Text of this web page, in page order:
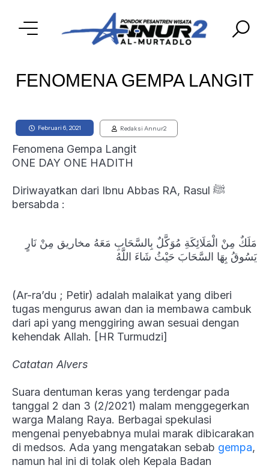
FENOMENA GEMPA LANGIT
Februari 6, 2021 Redaksi Annur2
Fenomena Gempa Langit
ONE DAY ONE HADITH
Diriwayatkan dari Ibnu Abbas RA, Rasul ﷺ
bersabda :
مَلَكٌ مِنْ الْمَلَائِكَةِ مُوَكَّلٌ بِالسَّحَابِ مَعَهُ مخاريق مِنْ نَارٍ
يَسُوقُ بِهَا السَّحَابَ حَيْثُ شَاءَ اللَّهُ
(Ar-ra’du ; Petir) adalah malaikat yang diberi
tugas mengurus awan dan ia membawa cambuk
dari api yang menggiring awan sesuai dengan
kehendak Allah. [HR Turmudzi]
Catatan Alvers
Suara dentuman keras yang terdengar pada
tanggal 2 dan 3 (2/2021) malam menggegerkan
warga Malang Raya. Berbagai spekulasi
mengenai penyebabnya mulai marak dibicarakan
di medsos. Ada yang mengatakan sebab gempa,
namun hal ini di tolak oleh Kepala Badan